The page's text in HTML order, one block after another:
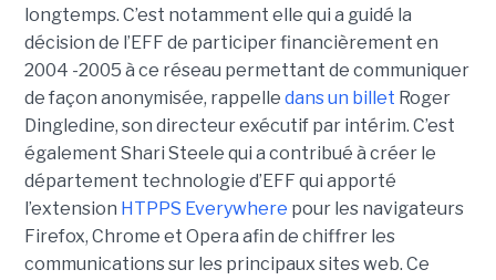
longtemps. C’est notamment elle qui a guidé la
décision de l’EFF de participer financièrement en
2004 -2005 à ce réseau permettant de communiquer
de façon anonymisée, rappelle dans un billet Roger
Dingledine, son directeur exécutif par intérim. C’est
également Shari Steele qui a contribué à créer le
département technologie d’EFF qui apporté
l’extension HTPPS Everywhere pour les navigateurs
Firefox, Chrome et Opera afin de chiffrer les
communications sur les principaux sites web. Ce